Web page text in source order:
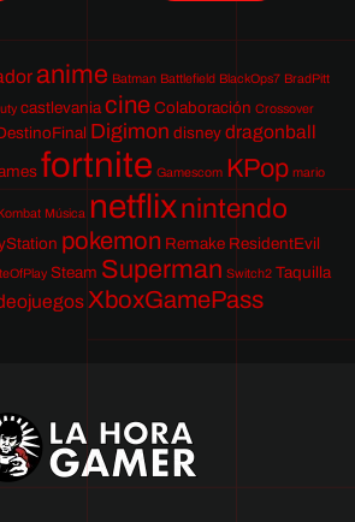
anime Batman Battlefield BlackOps7 BradPitt
castlevania cine Colaboración Crossover
Digimon disney dragonball
fortnite Gamescom KPop mario
Música netflixnintendo
pokemon Remake ResidentEvil
Steam Superman Switch2 Taquilla
XboxGamePass